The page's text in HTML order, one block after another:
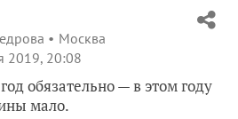
Москва
2019, 20:08
обязательно — в этом году
мало.